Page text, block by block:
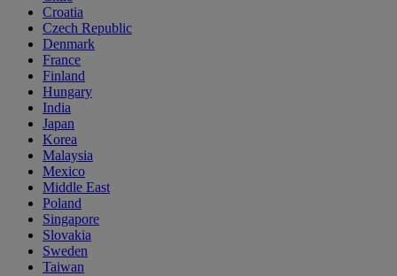
Croatia
Czech Republic
Denmark
France
Finland
Hungary
India
Japan
Korea
Malaysia
Mexico
Middle East
Poland
Singapore
Slovakia
Sweden
Taiwan